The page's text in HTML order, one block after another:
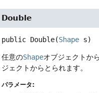
Double
public Double(Shape s)
任意のShapeオブジェクトか
ジェクトからとられます。
パラメータ: